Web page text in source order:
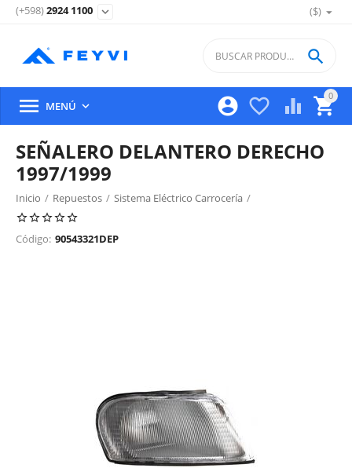
($)
(+598)2924 1100 expand_more
0

 


 MENÚ 
SEÑALERO DELANTERO DERECHO
1997/1999
Inicio / Repuestos / Sistema Eléctrico Carrocería /
Iluminacion Exterior Delantera
Código: 90543321DEP